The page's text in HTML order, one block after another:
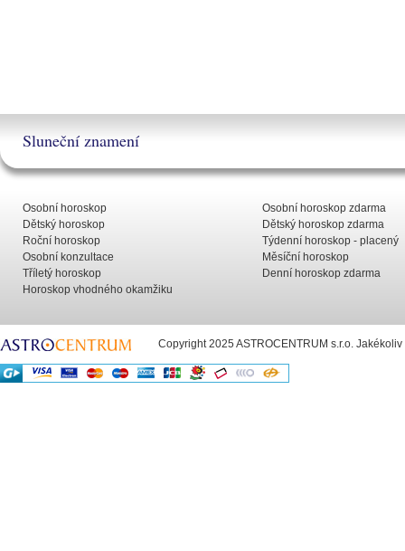
Sluneční znamení
Osobní horoskop
Dětský horoskop
Roční horoskop
Osobní konzultace
Tříletý horoskop
Horoskop vhodného okamžiku
Osobní horoskop zdarma
Dětský horoskop zdarma
Týdenní horoskop - placený
Měsíční horoskop
Denní horoskop zdarma
Copyright 2025 ASTROCENTRUM s.r.o.